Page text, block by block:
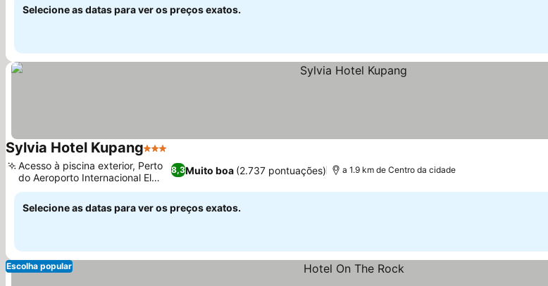
Selecione as datas para ver os preços exatos.
Sylvia Hotel Kupang3 Estrelas
8,3Muito boa (2.737 pontuações)
Acesso à piscina exterior, Perto
do Aeroporto Internacional El
Tari
a 1.9 km de Centro da cidade
Selecione as datas para ver os preços exatos.
Escolha popular